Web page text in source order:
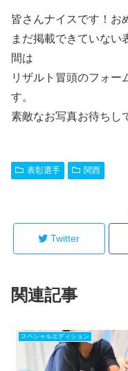
皆さんナイスです！お
まだ掲載できていない
間は
リザルト冒頭のフォー
す。
素敵なお写真お待ちし
表彰選手 関西
Twitter
関連記事
スペシャルエディション